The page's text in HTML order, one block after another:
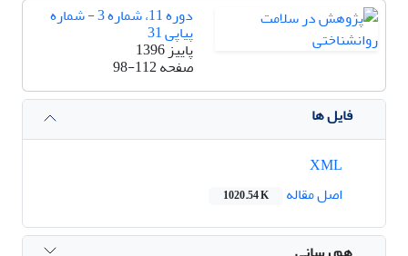
دوره 11، شماره 3 - شماره
پیاپی 31
پاییز 1396
صفحه98-112
فایل ها
اصل مقاله
1020.54 K